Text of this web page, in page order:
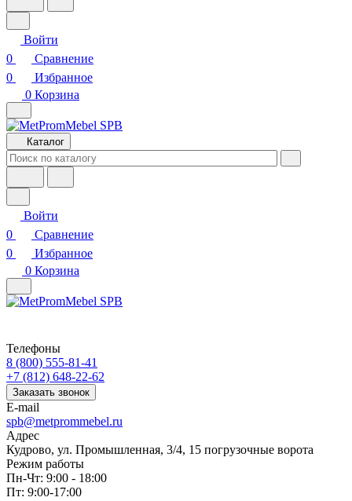
Войти
0
Сравнение
0
Избранное
0 Корзина
Каталог
Войти
0
Сравнение
0
Избранное
0 Корзина
Телефоны
8 (800) 555-81-41
+7 (812) 648-22-62
Заказать звонок
E-mail
spb@metprommebel.ru
Адрес
Кудрово, ул. Промышленная, 3/4, 15 погрузочные ворота
Режим работы
Пн-Чт: 9:00 - 18:00
Пт: 9:00-17:00